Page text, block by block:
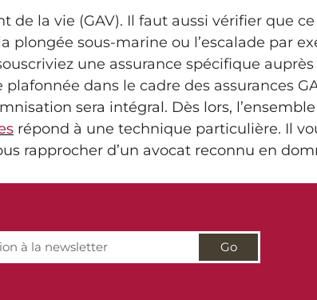
la vie (GAV). Il faut aussi vérifier que
sous-marine ou l’escalade par
une assurance spécifique
dans le cadre des assurances
sera intégral. Dès lors,
répond à une technique particulière. Il
rapprocher d’un avocat reconnu en
Go